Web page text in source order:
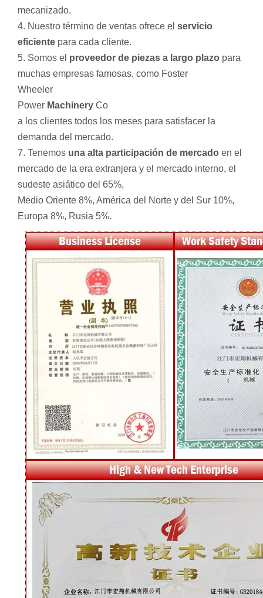
mecanizado.
4. Nuestro término de ventas ofrece el servicio
eficiente para cada cliente.
5. Somos el proveedor de piezas a largo plazo para
muchas empresas famosas, como Foster
Wheeler
Power Machinery Co
a los clientes todos los meses para satisfacer la
demanda del mercado.
7. Tenemos una alta participación de mercado en el
mercado de la era extranjera y el mercado interno, el
sudeste asiático del 65%,
Medio Oriente 8%, América del Norte y del Sur 10%,
Europa 8%, Rusia 5%.